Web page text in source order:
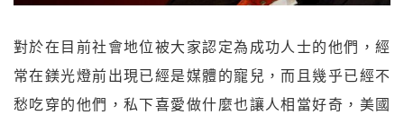
對於在目前社會地位被大家認定為成功人士的他們，經
常在鎂光燈前出現已經是媒體的寵兒，而且幾乎已經不
愁吃穿的他們，私下喜愛做什麼也讓人相當好奇，美國